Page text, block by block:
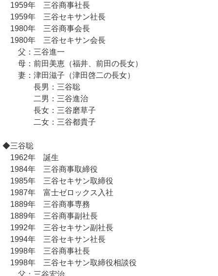
1959年 三谷商事社長
1959年 三谷セキサン社長
1980年 三谷商事会長
1980年 三谷セキサン会長
父：三谷進一
母：前田美恵（福井、前田の長女）
妻：津田滋子（津田啓二の長女）
長男：三谷聡
二男：三谷進治
長女：三谷磨草子
二女：三谷都貴子
◆三谷聡
1962年 誕生
1984年 三谷商事取締役
1985年 三谷セキサン取締役
1987年 富士ゼロックス入社
1889年 三谷商事専務
1889年 三谷商事副社長
1992年 三谷セキサン副社長
1994年 三谷セキサン社長
1998年 三谷商事社長
1998年 三谷セキサン取締役相談役